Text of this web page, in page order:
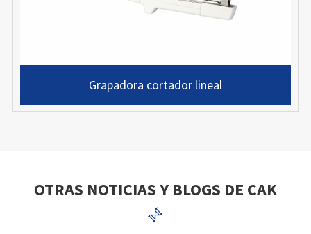
Grapadora cortador lineal
OTRAS NOTICIAS Y BLOGS DE CAK
